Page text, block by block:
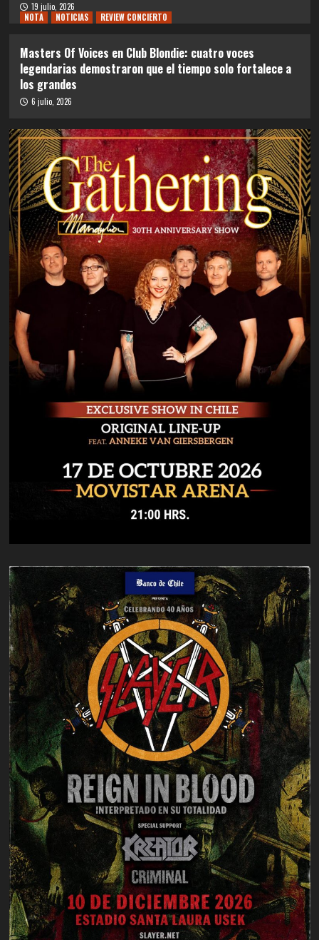
19 julio, 2026
NOTA
NOTICIAS REVIEW CONCIERTO
Masters Of Voices en Club Blondie: cuatro voces
legendarias demostraron que el tiempo solo fortalece a
los grandes
6 julio, 2026